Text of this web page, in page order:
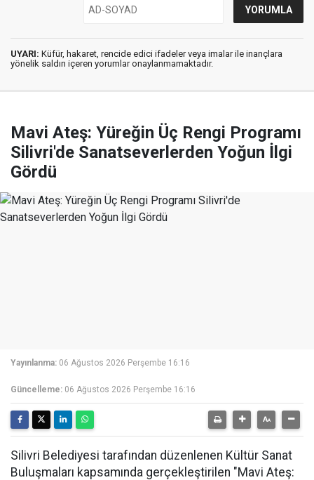
UYARI: Küfür, hakaret, rencide edici ifadeler veya imalar ile inançlara
yönelik saldırı içeren yorumlar onaylanmamaktadır.
Mavi Ateş: Yüreğin Üç Rengi Programı
Silivri'de Sanatseverlerden Yoğun İlgi
Gördü
Yayınlanma: 06 Ağustos 2026 Perşembe 16:16
Güncelleme: 06 Ağustos 2026 Perşembe 16:16
Silivri Belediyesi tarafından düzenlenen Kültür Sanat
Buluşmaları kapsamında gerçekleştirilen "Mavi Ateş: